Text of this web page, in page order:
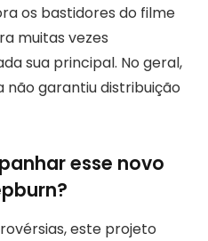
os bastidores do filme
muitas vezes
sua principal. No geral,
não garantiu distribuição
esse novo
este projeto